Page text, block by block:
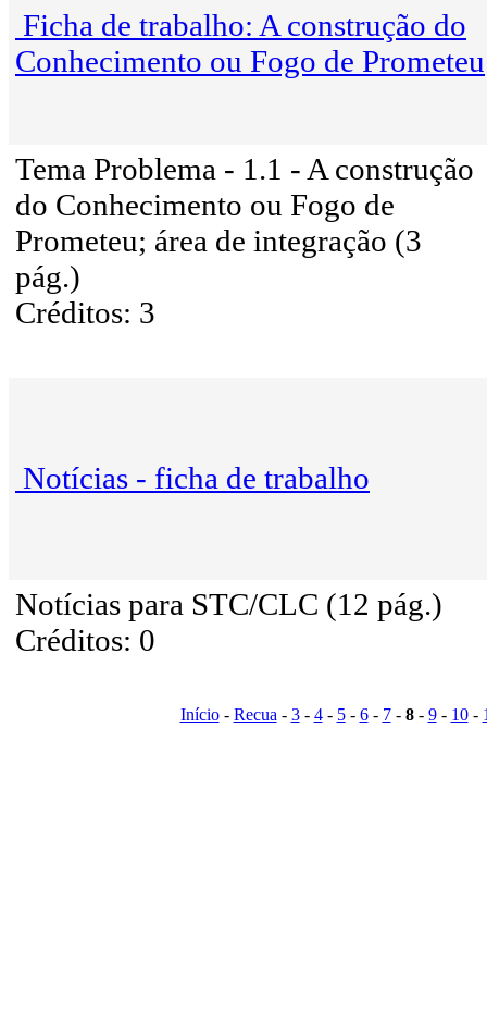
Ficha de trabalho: A construção do
Conhecimento ou Fogo de Prometeu
Tema Problema - 1.1 - A construção
do Conhecimento ou Fogo de
Prometeu; área de integração (3
pág.)
Créditos: 3
Notícias - ficha de trabalho
Notícias para STC/CLC (12 pág.)
Créditos: 0
Início- Recua- 3- 4- 5- 6- 7- 8- 9- 10-